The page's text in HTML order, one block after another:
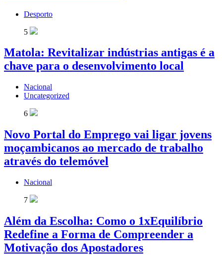
Desporto
5
Matola: Revitalizar indústrias antigas é a
chave para o desenvolvimento local
Nacional
Uncategorized
6
Novo Portal do Emprego vai ligar jovens
moçambicanos ao mercado de trabalho
através do telemóvel
Nacional
7
Além da Escolha: Como o 1xEquilíbrio
Redefine a Forma de Compreender a
Motivação dos Apostadores